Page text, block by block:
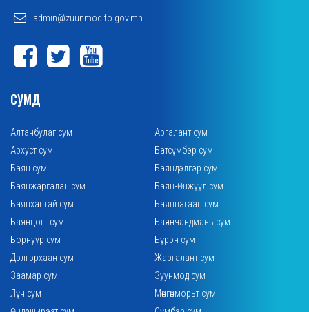
admin@zuunmod.to.gov.mn
СУМД
Алтанбулаг сум
Аргалант сум
Архуст сум
Батсүмбэр сум
Баян сум
Баяндэлгэр сум
Баянжаргалан сум
Баян-Өнжүүл сум
Баянхангай сум
Баянцагаан сум
Баянцогт сум
Баянчандмань сум
Борнуур сум
Бүрэн сум
Дэлгэрхаан сум
Жаргалант сум
Заамар сум
Зуунмод сум
Лүн сум
Мөнгөнморьт сум